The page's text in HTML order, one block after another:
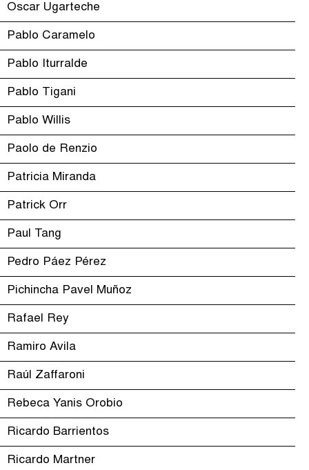
Oscar Ugarteche
Pablo Caramelo
Pablo Iturralde
Pablo Tigani
Pablo Willis
Paolo de Renzio
Patricia Miranda
Patrick Orr
Paul Tang
Pedro Páez Pérez
Pichincha Pavel Muñoz
Rafael Rey
Ramiro Avila
Raúl Zaffaroni
Rebeca Yanis Orobio
Ricardo Barrientos
Ricardo Martner